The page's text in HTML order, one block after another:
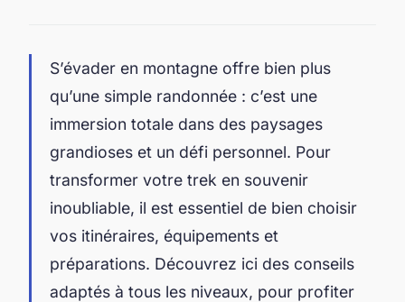
S’évader en montagne offre bien plus
qu’une simple randonnée : c’est une
immersion totale dans des paysages
grandioses et un défi personnel. Pour
transformer votre trek en souvenir
inoubliable, il est essentiel de bien choisir
vos itinéraires, équipements et
préparations. Découvrez ici des conseils
adaptés à tous les niveaux, pour profiter